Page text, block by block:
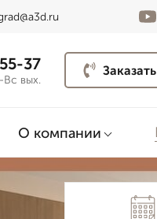
37
вых.
О компании